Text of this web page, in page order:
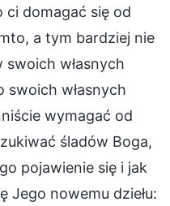
ci domagać się od
a tym bardziej nie
własnych
swoich własnych
wymagać od
śladów Boga,
pojawienie się i jak
Jego nowemu dziełu: